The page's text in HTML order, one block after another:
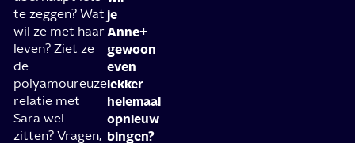
te zeggen? Wat
wil ze met haar
leven? Ziet ze
de
polyamoureuze
relatie met
Sara wel
zitten? Vragen,
je
Anne+
gewoon
even
lekker
helemaal
opnieuw
bingen?